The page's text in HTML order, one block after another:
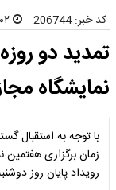
کد خبر:206744
تمدید دو
نمایشگاه
با توجه به استقبال
زمان برگزاری
رویداد پایان روز دوشنبه چهارم خرداد